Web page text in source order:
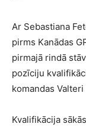
Ar Sebastiana
pirms Kanādas
pirmajā rindā
pozīciju
komandas Valteri
Kvalifikācija